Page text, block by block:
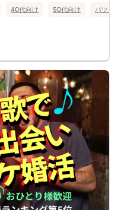
40代向け 50代向け バツイ